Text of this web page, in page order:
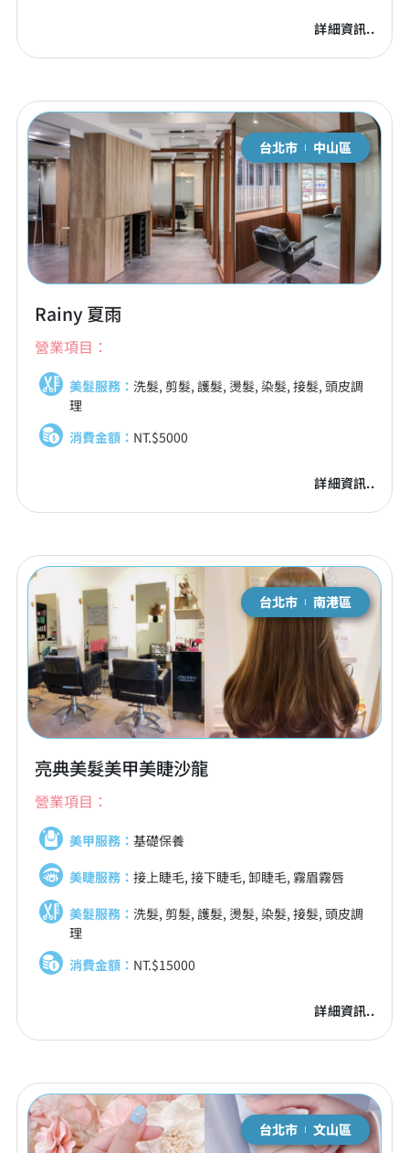
詳細資訊..
台北市 中山區
Rainy 夏雨
營業項目：
美髮服務： 洗髮, 剪髮, 護髮, 燙髮, 染髮, 接髮, 頭皮調
理
消費金額： NT.$5000
詳細資訊..
台北市 南港區
亮典美髮美甲美睫沙龍
營業項目：
美甲服務： 基礎保養
美睫服務： 接上睫毛, 接下睫毛, 卸睫毛, 霧眉霧唇
美髮服務： 洗髮, 剪髮, 護髮, 燙髮, 染髮, 接髮, 頭皮調
理
消費金額： NT.$15000
詳細資訊..
台北市 文山區